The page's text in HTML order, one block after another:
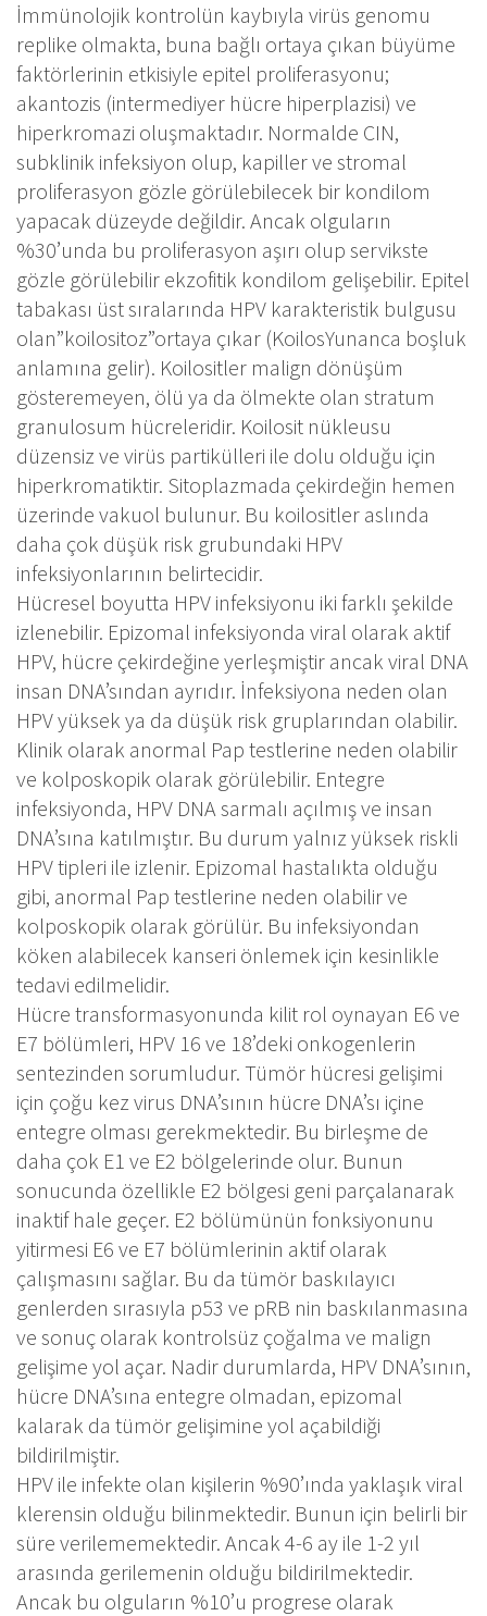
İmmünolojik kontrolün kaybıyla virüs genomu
replike olmakta, buna bağlı ortaya çıkan büyüme
faktörlerinin etkisiyle epitel proliferasyonu;
akantozis (intermediyer hücre hiperplazisi) ve
hiperkromazi oluşmaktadır. Normalde CIN,
subklinik infeksiyon olup, kapiller ve stromal
proliferasyon gözle görülebilecek bir kondilom
yapacak düzeyde değildir. Ancak olguların
%30’unda bu proliferasyon aşırı olup servikste
gözle görülebilir ekzofitik kondilom gelişebilir. Epitel
tabakası üst sıralarında HPV karakteristik bulgusu
olan”koilositoz”ortaya çıkar (KoilosYunanca boşluk
anlamına gelir). Koilositler malign dönüşüm
gösteremeyen, ölü ya da ölmekte olan stratum
granulosum hücreleridir. Koilosit nükleusu
düzensiz ve virüs partikülleri ile dolu olduğu için
hiperkromatiktir. Sitoplazmada çekirdeğin hemen
üzerinde vakuol bulunur. Bu koilositler aslında
daha çok düşük risk grubundaki HPV
infeksiyonlarının belirtecidir.
Hücresel boyutta HPV infeksiyonu iki farklı şekilde
izlenebilir. Epizomal infeksiyonda viral olarak aktif
HPV, hücre çekirdeğine yerleşmiştir ancak viral DNA
insan DNA’sından ayrıdır. İnfeksiyona neden olan
HPV yüksek ya da düşük risk gruplarından olabilir.
Klinik olarak anormal Pap testlerine neden olabilir
ve kolposkopik olarak görülebilir. Entegre
infeksiyonda, HPV DNA sarmalı açılmış ve insan
DNA’sına katılmıştır. Bu durum yalnız yüksek riskli
HPV tipleri ile izlenir. Epizomal hastalıkta olduğu
gibi, anormal Pap testlerine neden olabilir ve
kolposkopik olarak görülür. Bu infeksiyondan
köken alabilecek kanseri önlemek için kesinlikle
tedavi edilmelidir.
Hücre transformasyonunda kilit rol oynayan E6 ve
E7 bölümleri, HPV 16 ve 18’deki onkogenlerin
sentezinden sorumludur. Tümör hücresi gelişimi
için çoğu kez virus DNA’sının hücre DNA’sı içine
entegre olması gerekmektedir. Bu birleşme de
daha çok E1 ve E2 bölgelerinde olur. Bunun
sonucunda özellikle E2 bölgesi geni parçalanarak
inaktif hale geçer. E2 bölümünün fonksiyonunu
yitirmesi E6 ve E7 bölümlerinin aktif olarak
çalışmasını sağlar. Bu da tümör baskılayıcı
genlerden sırasıyla p53 ve pRB nin baskılanmasına
ve sonuç olarak kontrolsüz çoğalma ve malign
gelişime yol açar. Nadir durumlarda, HPV DNA’sının,
hücre DNA’sına entegre olmadan, epizomal
kalarak da tümör gelişimine yol açabildiği
bildirilmiştir.
HPV ile infekte olan kişilerin %90’ında yaklaşık viral
klerensin olduğu bilinmektedir. Bunun için belirli bir
süre verilememektedir. Ancak 4-6 ay ile 1-2 yıl
arasında gerilemenin olduğu bildirilmektedir.
Ancak bu olguların %10’u progrese olarak